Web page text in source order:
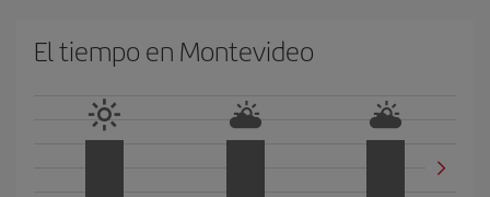
El tiempo en Montevideo